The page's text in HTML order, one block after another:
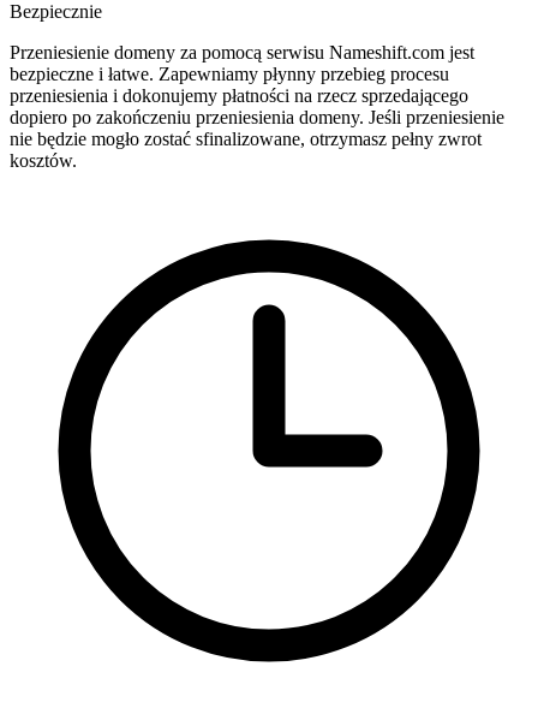
Bezpiecznie
Przeniesienie domeny za pomocą serwisu Nameshift.com jest
bezpieczne i łatwe. Zapewniamy płynny przebieg procesu
przeniesienia i dokonujemy płatności na rzecz sprzedającego
dopiero po zakończeniu przeniesienia domeny. Jeśli przeniesienie
nie będzie mogło zostać sfinalizowane, otrzymasz pełny zwrot
kosztów.